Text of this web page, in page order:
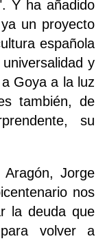
Y ha añadido
un proyecto
española
y
Goya a la luz
también, de
su
Jorge
nos
la deuda que
volver a